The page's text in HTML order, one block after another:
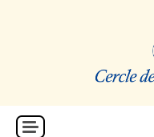
CVP
Cercle de la Voile de Paris